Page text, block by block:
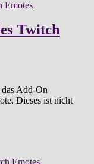
Twitch
Add-On
Dieses ist nicht